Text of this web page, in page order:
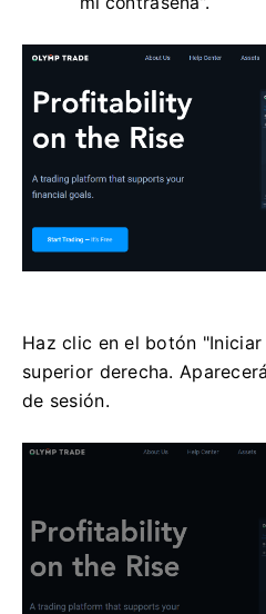
Haz clic en el botón "Iniciar
superior derecha.
de sesión.